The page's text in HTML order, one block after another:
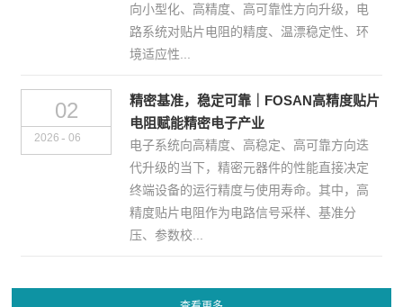
向小型化、高精度、高可靠性方向升级，电
路系统对贴片电阻的精度、温漂稳定性、环
境适应性...
02
2026 - 06
精密基准，稳定可靠｜FOSAN高精度贴片
电阻赋能精密电子产业
电子系统向高精度、高稳定、高可靠方向迭
代升级的当下，精密元器件的性能直接决定
终端设备的运行精度与使用寿命。其中，高
精度贴片电阻作为电路信号采样、基准分
压、参数校...